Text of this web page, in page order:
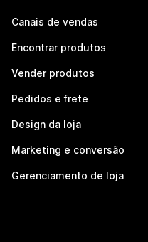
Canais de vendas
Encontrar produtos
Vender produtos
Pedidos e frete
Design da loja
Marketing e conversão
Gerenciamento de loja